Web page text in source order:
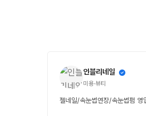
인블리네일
미용·뷰티
젤네일/속눈썹연장/속눈썹펌